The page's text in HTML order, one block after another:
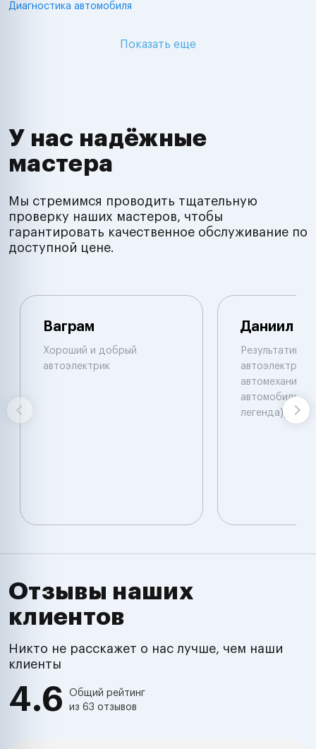
Диагностика автомобиля
Показать еще
У нас надёжные
мастера
Мы стремимся проводить тщательную
проверку наших мастеров, чтобы
гарантировать качественное обслуживание по
доступной цене.
Ваграм
Хороший и добрый
автоэлектрик
Даниил
автоэлектрик и
автомеханик
автомобилям.
легенда))
Отзывы наших
клиентов
Никто не расскажет о нас лучше, чем наши
клиенты
4.6
Общий рейтинг
из 63 отзывов